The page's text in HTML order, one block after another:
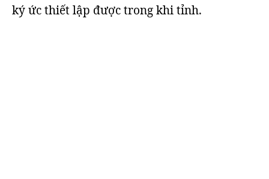
ký ức thiết lập được trong khi tỉnh.